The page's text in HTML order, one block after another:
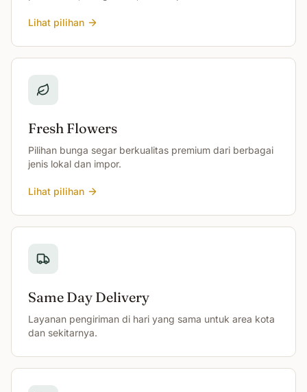
Lihat pilihan
Fresh Flowers
Pilihan bunga segar berkualitas premium dari berbagai
jenis lokal dan impor.
Lihat pilihan
Same Day Delivery
Layanan pengiriman di hari yang sama untuk area kota
dan sekitarnya.